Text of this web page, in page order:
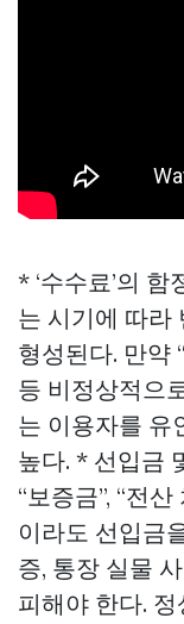
* ‘수수료’의
는 시기에 따라
형성된다. 만약
등 비정상적으
는 이용자를 유
높다. * 선입금
“보증금”, “전
이라도 선입금
증, 통장 실물
피해야 한다.